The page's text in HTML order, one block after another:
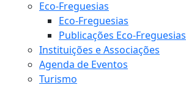
Eco-Freguesias
Eco-Freguesias
Publicações Eco-Freguesias
Instituições e Associações
Agenda de Eventos
Turismo